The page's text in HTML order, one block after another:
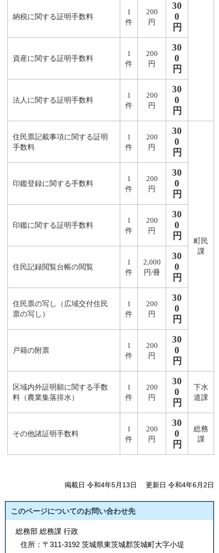
納税に関する証明手数料
1
件
200
円
30
0
円
資産に関する証明手数料
1
件
200
円
30
0
円
法人に関する証明手数料
1
件
200
円
30
0
円
住民票記載事項に関する証明
手数料
1
件
200
円
30
0
円
町民
課
印鑑登録に関する手数料
1
件
200
円
30
0
円
印鑑に関する証明手数料
1
件
200
円
30
0
円
住民記録閲覧台帳の閲覧
1
件
2,000
円/冊
30
0
円
住民票の写し（広域交付住民
票の写し）
1
件
200
円
30
0
円
戸籍の附票
1
件
200
円
30
0
円
区域内外証明願に関する手数
料（農業集落排水）
1
件
200
円
30
0
円
下水
道課
その他諸証明手数料
1
件
200
円
30
0
円
総務
課
掲載日 令和4年5月13日 更新日 令和4年6月2日
このページについてのお問い合わせ先
総務部 総務課 行政
住所： 〒311-3192 茨城県東茨城郡茨城町大字小堤